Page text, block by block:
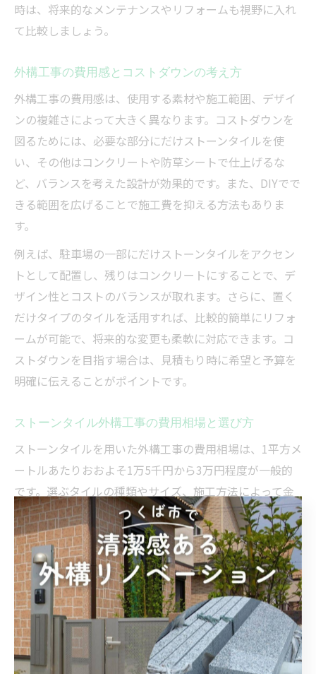
時は、将来的なメンテナンスやリフォームも視野に入れ
て比較しましょう。
外構工事の費用感とコストダウンの考え方
外構工事の費用感は、使用する素材や施工範囲、デザイ
ンの複雑さによって大きく異なります。コストダウンを
図るためには、必要な部分にだけストーンタイルを使
い、その他はコンクリートや防草シートで仕上げるな
ど、バランスを考えた設計が効果的です。また、DIYでで
きる範囲を広げることで施工費を抑える方法もありま
す。
例えば、駐車場の一部にだけストーンタイルをアクセン
トとして配置し、残りはコンクリートにすることで、デ
ザイン性とコストのバランスが取れます。さらに、置く
だけタイプのタイルを活用すれば、比較的簡単にリフォ
ームが可能で、将来的な変更も柔軟に対応できます。コ
ストダウンを目指す場合は、見積もり時に希望と予算を
明確に伝えることがポイントです。
ストーンタイル外構工事の費用相場と選び方
ストーンタイルを用いた外構工事の費用相場は、1平方メ
ートルあたりおおよそ1万5千円から3万円程度が一般的
です。選ぶタイルの種類やサイズ、施工方法によって金
額は変動しますが、天然石やデザイン性の高いタイルは
費用が高くなる傾向にあります。耐久性やメンテナンス
性も考慮しながら、エクステリア全体のデザインと調和
するものを選びましょう。
例えば、リクシルのストーンタイプコレクションなど、
カタログや施工例を参考にすることで実際の仕上がりや
費用感をイメージしやすくなります。選定の際は、滑り
にくさや汚れにくさもポイントです。施工後のアフター